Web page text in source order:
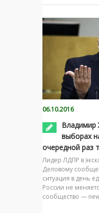
06.10.2016
Владимир
выборах
очередной раз
Лидер ЛДПР в
Деловому
ситуация в день
России не
сообщество —